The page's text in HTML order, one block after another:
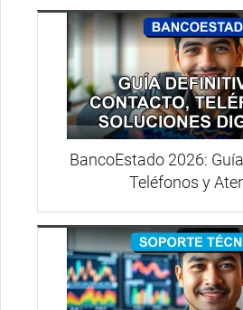
BancoEstado 2026:
Teléfonos y